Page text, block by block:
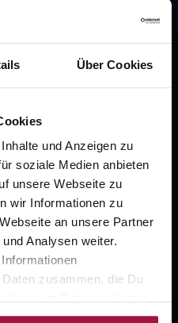
Über Cookies
und Anzeigen zu
soziale Medien anbieten
unsere Webseite zu
wir Informationen zu
an unsere Partner
Analysen weiter.
zusammen, die Du
haben.